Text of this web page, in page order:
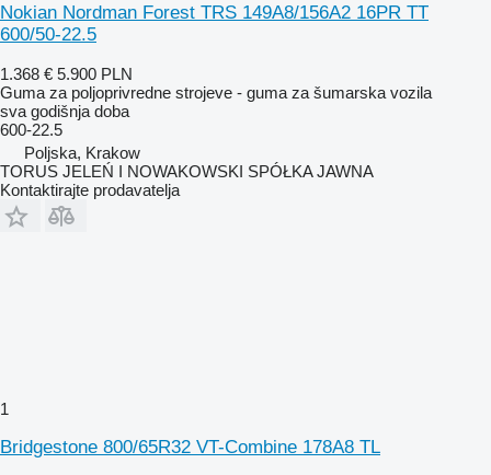
Nokian Nordman Forest TRS 149A8/156A2 16PR TT
600/50-22.5
1.368 € 5.900 PLN
Guma za poljoprivredne strojeve - guma za šumarska vozila
sva godišnja doba
600-22.5
Poljska, Krakow
TORUS JELEŃ I NOWAKOWSKI SPÓŁKA JAWNA
Kontaktirajte prodavatelja
1
Bridgestone 800/65R32 VT-Combine 178A8 TL